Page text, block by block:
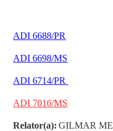
ADI 6688/PR
ADI 6698/MS
ADI 6714/PR
ADI 7016/MS
Relator(a):GILMAR